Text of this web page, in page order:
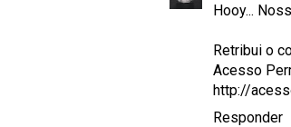
Hooy...
Retribui o
Acesso
http://
Responder